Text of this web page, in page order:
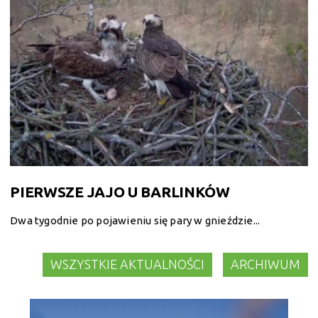
PIERWSZE JAJO U BARLINKÓW
Dwa tygodnie po pojawieniu się pary w gnieździe...